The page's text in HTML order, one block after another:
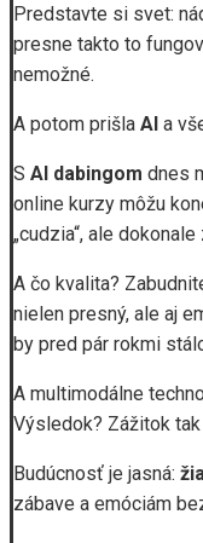
Predstavte si svet:
presne takto to
nemožné.
A potom prišla AI a
S AI dabingom dnes
online kurzy môžu
„cudzia“, ale
A čo kvalita?
nielen presný, ale aj
by pred pár rokmi
A multimodálne
Výsledok? Zážitok
Budúcnosť je jasná:
zábave a emóciám